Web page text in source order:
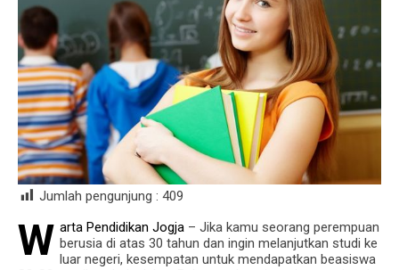
Jumlah pengunjung : 409
W arta Pendidikan Jogja – Jika kamu seorang perempuan
berusia di atas 30 tahun dan ingin melanjutkan studi ke
luar negeri, kesempatan untuk mendapatkan beasiswa